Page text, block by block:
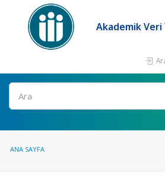
Akademik
Ara
ANA SAYFA